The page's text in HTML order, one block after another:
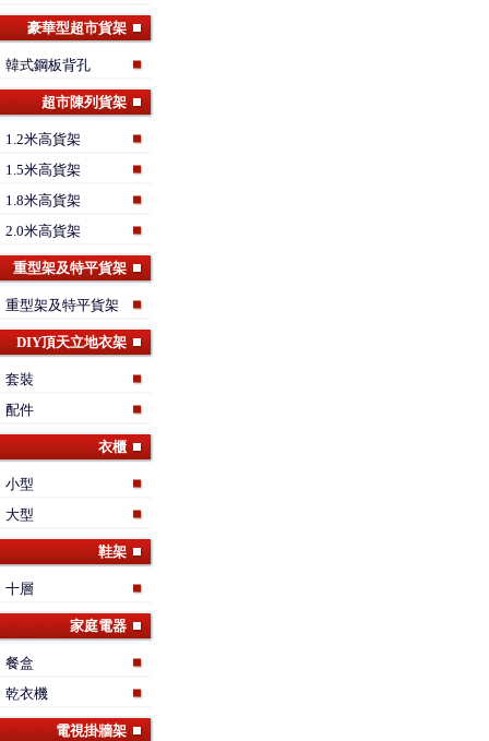
豪華型超市貨架
韓式鋼板背孔
超市陳列貨架
1.2米高貨架
1.5米高貨架
1.8米高貨架
2.0米高貨架
重型架及特平貨架
重型架及特平貨架
DIY頂天立地衣架
套裝
配件
衣櫃
小型
大型
鞋架
十層
家庭電器
餐盒
乾衣機
電視掛牆架